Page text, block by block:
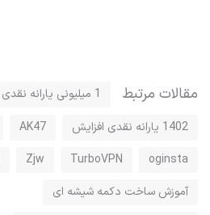
مقالات مرتبط 1 میلیونی یارانه نقدی
1402 یارانه نقدی افزایش
AK47
oginsta
TurboVPN
Zjw
آموزش ساخت دکمه شیشه ای